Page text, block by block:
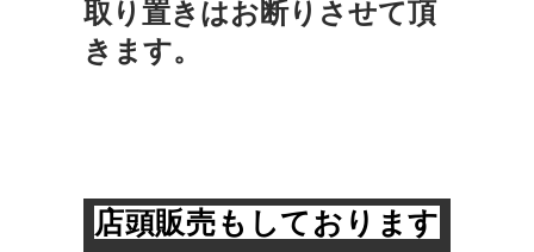
取り置きはお断りさせて頂
きます。
店頭販売もしております